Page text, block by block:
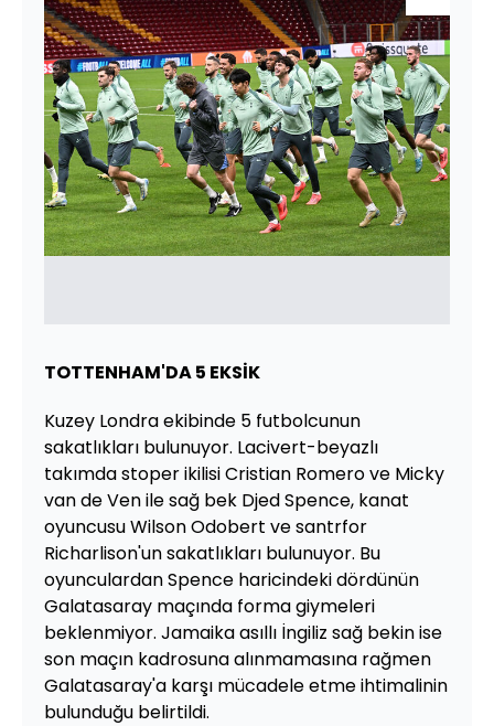
TOTTENHAM'DA 5 EKSİK
Kuzey Londra ekibinde 5 futbolcunun
sakatlıkları bulunuyor. Lacivert-beyazlı
takımda stoper ikilisi Cristian Romero ve Micky
van de Ven ile sağ bek Djed Spence, kanat
oyuncusu Wilson Odobert ve santrfor
Richarlison'un sakatlıkları bulunuyor. Bu
oyunculardan Spence haricindeki dördünün
Galatasaray maçında forma giymeleri
beklenmiyor. Jamaika asıllı İngiliz sağ bekin ise
son maçın kadrosuna alınmamasına rağmen
Galatasaray'a karşı mücadele etme ihtimalinin
bulunduğu belirtildi.